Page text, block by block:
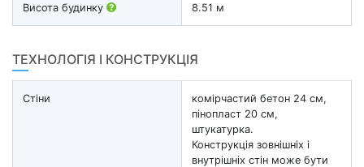
Висота будинку 8.51 м
ТЕХНОЛОГІЯ І КОНСТРУКЦІЯ
Стіни
комірчастий бетон 24 см,
пінопласт 20 см,
штукатурка.
Конструкція зовнішніх і
внутрішніх стін може бути